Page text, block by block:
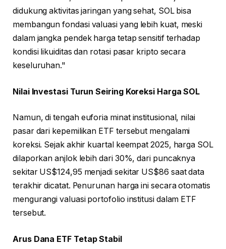
didukung aktivitas jaringan yang sehat, SOL bisa
membangun fondasi valuasi yang lebih kuat, meski
dalam jangka pendek harga tetap sensitif terhadap
kondisi likuiditas dan rotasi pasar kripto secara
keseluruhan."
Nilai Investasi Turun Seiring Koreksi Harga SOL
Namun, di tengah euforia minat institusional, nilai
pasar dari kepemilikan ETF tersebut mengalami
koreksi. Sejak akhir kuartal keempat 2025, harga SOL
dilaporkan anjlok lebih dari 30%, dari puncaknya
sekitar US$124,95 menjadi sekitar US$86 saat data
terakhir dicatat. Penurunan harga ini secara otomatis
mengurangi valuasi portofolio institusi dalam ETF
tersebut.
Arus Dana ETF Tetap Stabil